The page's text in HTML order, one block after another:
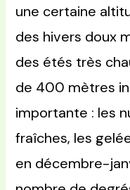
une certaine
des hivers doux
des étés très
de 400 mètres
importante : les
fraîches, les
en décembre-